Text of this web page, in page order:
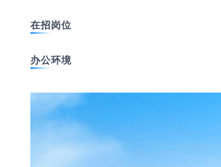
在招岗位
办公环境